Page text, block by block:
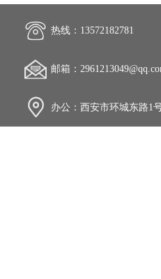
热线：13572182781
邮箱：
办公：西安市环城东路1